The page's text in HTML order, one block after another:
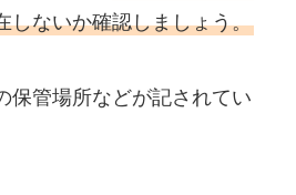
しないか確認しましょう。
保管場所などが記されてい